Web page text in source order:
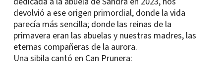
devolvió a ese origen primordial, donde la vida
parecía más sencilla; donde las reinas de la
primavera eran las abuelas y nuestras madres, las
eternas compañeras de la aurora.
Una sibila cantó en Can Prunera: